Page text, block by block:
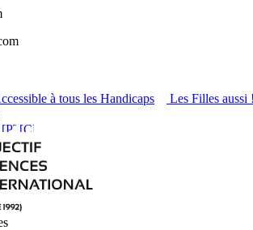
à tous les Handicaps Les Filles aussi !